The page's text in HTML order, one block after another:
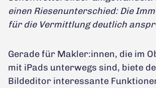
einen Riesenunterschied: Die
für die Vermittlung deutlich
Gerade für Makler:innen, die im
mit iPads unterwegs sind, biete
Bildeditor interessante